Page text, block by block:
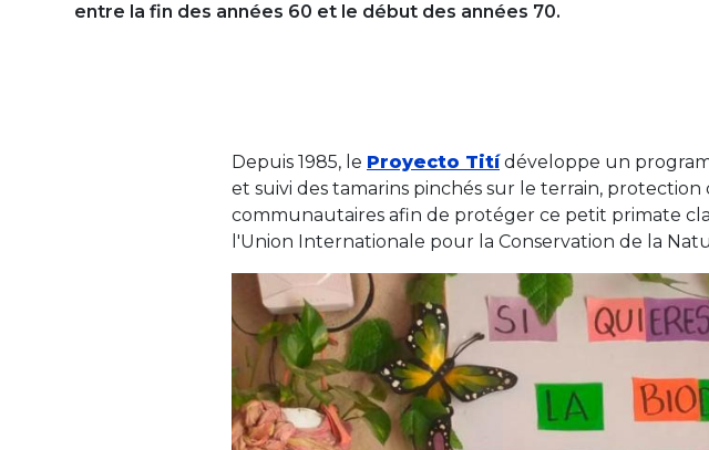
entre la fin des années 60 et le début des années 70.
Depuis 1985, le Proyecto Titídéveloppe un
et suivi des tamarins pinchés sur le terrain,
communautaires afin de protéger ce petit primate
l'Union Internationale pour la Conservation de la